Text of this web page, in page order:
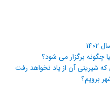
چگونه برگزار می شود؟
شیرینی آن از یاد نخواهد رفت
برویم؟